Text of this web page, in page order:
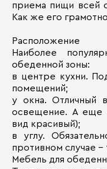
приема пищи всей
Как же его
Расположение
Наиболее
обеденной зоны:
в центре кухни.
помещений;
у окна. Отличный
освещение. А еще
вид красивый);
в углу.
противном случае -
Мебель для